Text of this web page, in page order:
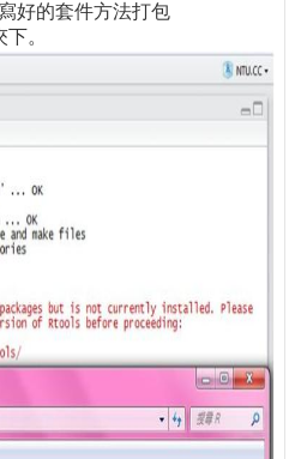
好的套件方法打包
。